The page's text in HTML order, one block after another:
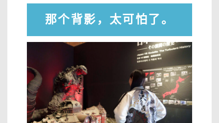
那个背影，太可怕了。